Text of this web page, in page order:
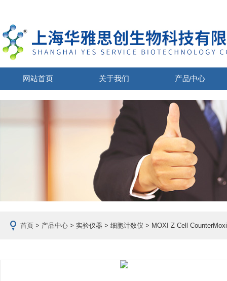
网站首页 关于我们 产品中心
首页 > 产品中心 > 实验仪器 > 细胞计数仪 > MOXI Z Cell